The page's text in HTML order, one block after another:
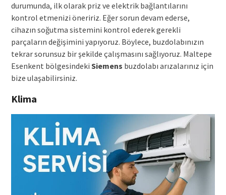
durumunda, ilk olarak priz ve elektrik bağlantılarını
kontrol etmenizi öneririz. Eğer sorun devam ederse,
cihazın soğutma sistemini kontrol ederek gerekli
parçaların değişimini yapıyoruz. Böylece, buzdolabınızın
tekrar sorunsuz bir şekilde çalışmasını sağlıyoruz. Maltepe
Esenkent bölgesindeki Siemens buzdolabı arızalarınız için
bize ulaşabilirsiniz.
Klima